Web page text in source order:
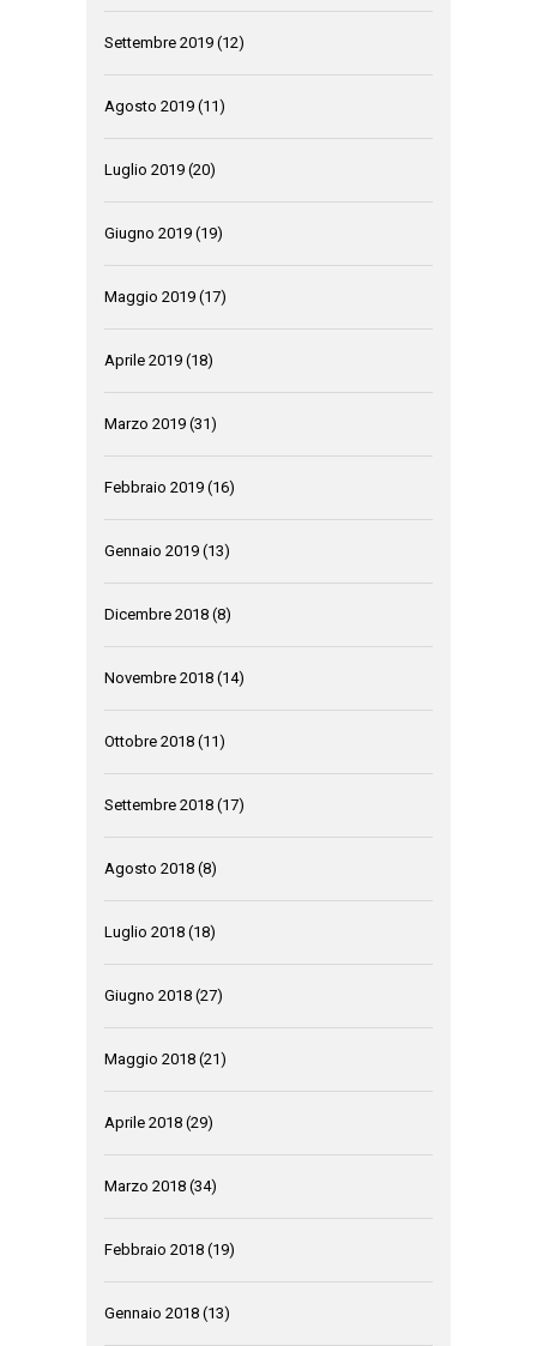
Settembre 2019 (12)
Agosto 2019 (11)
Luglio 2019 (20)
Giugno 2019 (19)
Maggio 2019 (17)
Aprile 2019 (18)
Marzo 2019 (31)
Febbraio 2019 (16)
Gennaio 2019 (13)
Dicembre 2018 (8)
Novembre 2018 (14)
Ottobre 2018 (11)
Settembre 2018 (17)
Agosto 2018 (8)
Luglio 2018 (18)
Giugno 2018 (27)
Maggio 2018 (21)
Aprile 2018 (29)
Marzo 2018 (34)
Febbraio 2018 (19)
Gennaio 2018 (13)